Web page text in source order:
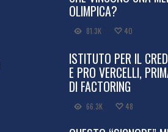
OLIMPICA?
81.3K 40
ISTITUTO PER IL
E PRO VERCELLI,
DI FACTORING
66.3K 48